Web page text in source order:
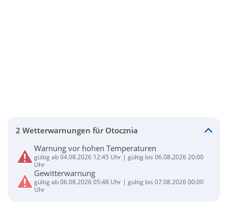
2 Wetterwarnungen für Otocznia
Warnung vor hohen Temperaturen
gültig ab 04.08.2026 12:45 Uhr | gültig bis 06.08.2026 20:00
Uhr
Gewitterwarnung
gültig ab 06.08.2026 05:48 Uhr | gültig bis 07.08.2026 00:00
Uhr